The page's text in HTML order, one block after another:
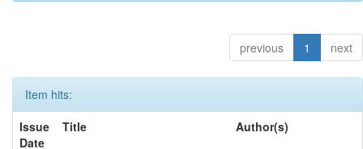
previous 1 next
Item hits:
Issue
Date
Title Author(s)